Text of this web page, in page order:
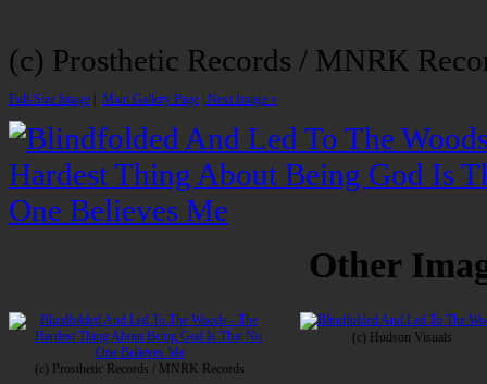
(c) Prosthetic Records / MNRK
Full-Size Image Main Gallery Page | Next Image »
Other
(c) Prosthetic Records / MNRK Records
(c) Hudson Visuals